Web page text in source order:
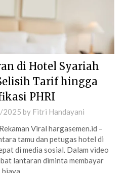
di Hotel Syariah
Tarif hingga
PHRI
2025 by Fitri Handayani
Viral hargasemen.id –
tamu dan petugas hotel di
di media sosial. Dalam video
lantaran diminta membayar
biaya…